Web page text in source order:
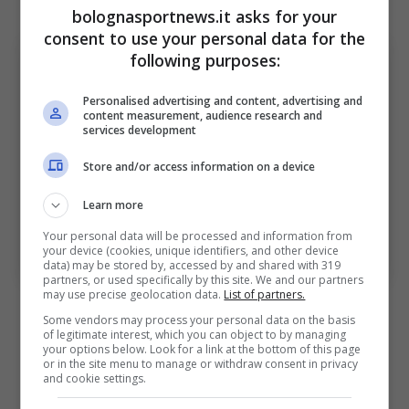
vantaggio provvisorio. Bologna Sport News (Foto di
Getty Images Via OneFootball)
Il ragazzo ha la stoffa del grande giocatore e
non lo scopriamo certo oggi. Italiano gli
concede un’altra occasione e lui la coglie al
volo. Tanti spunti interessanti oltre all’assist al
bolognasportnews.it asks for your
consent to use your personal data for the
following purposes:
Personalised advertising and content, advertising and
content measurement, audience research and
services development
Store and/or access information on a device
Learn more
Your personal data will be processed and information from
your device (cookies, unique identifiers, and other device
data) may be stored by, accessed by and shared with 319
partners, or used specifically by this site. We and our partners
may use precise geolocation data. List of partners.
Some vendors may process your personal data on the basis
of legitimate interest, which you can object to by managing
your options below. Look for a link at the bottom of this page
or in the site menu to manage or withdraw consent in privacy
and cookie settings.